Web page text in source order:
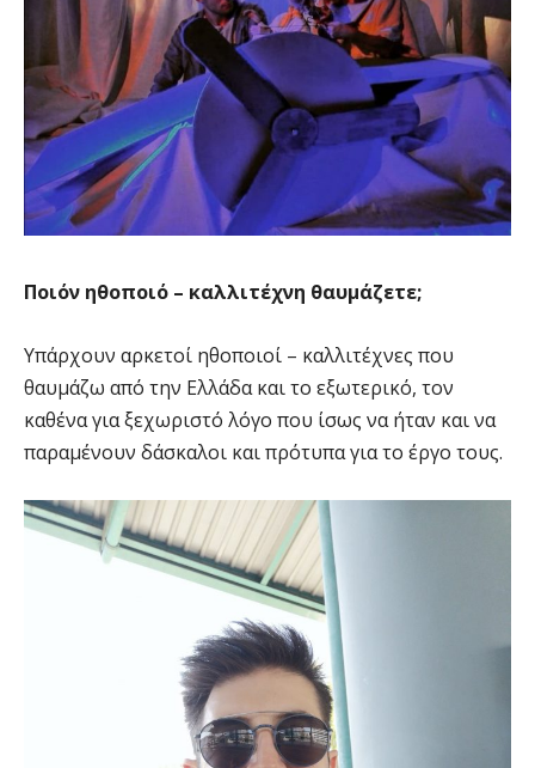
Ποιόν ηθοποιό – καλλιτέχνη θαυμάζετε;
Υπάρχουν αρκετοί ηθοποιοί – καλλιτέχνες που
θαυμάζω από την Ελλάδα και το εξωτερικό, τον
καθένα για ξεχωριστό λόγο που ίσως να ήταν και να
παραμένουν δάσκαλοι και πρότυπα για το έργο τους.